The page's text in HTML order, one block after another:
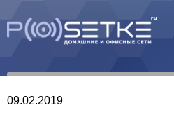
09.02.2019